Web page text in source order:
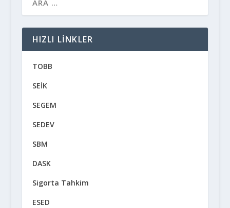
HIZLI LINKLER
TOBB
SEİK
SEGEM
SEDEV
SBM
DASK
Sigorta Tahkim
ESED